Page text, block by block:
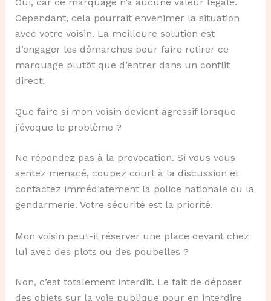
Cependant, cela pourrait envenimer la situation
avec votre voisin. La meilleure solution est
d’engager les démarches pour faire retirer ce
marquage plutôt que d’entrer dans un conflit
direct.
Que faire si mon voisin devient agressif lorsque
j’évoque le problème ?
Ne répondez pas à la provocation. Si vous vous
sentez menacé, coupez court à la discussion et
contactez immédiatement la police nationale ou la
gendarmerie. Votre sécurité est la priorité.
Mon voisin peut-il réserver une place devant chez
lui avec des plots ou des poubelles ?
Non, c’est totalement interdit. Le fait de déposer
des objets sur la voie publique pour en interdire